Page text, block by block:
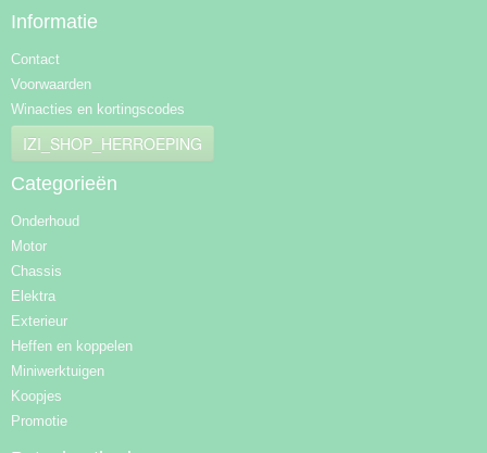
Informatie
Contact
Voorwaarden
Winacties en kortingscodes
IZI_SHOP_HERROEPING
Categorieën
Onderhoud
Motor
Chassis
Elektra
Exterieur
Heffen en koppelen
Miniwerktuigen
Koopjes
Promotie